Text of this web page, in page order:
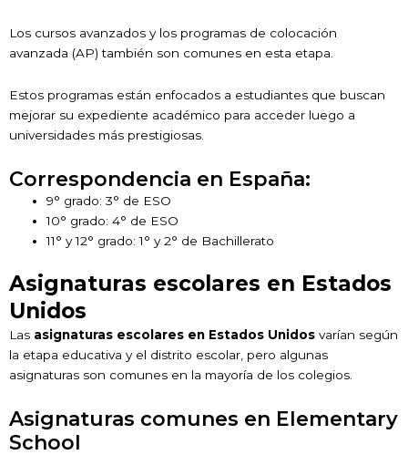
Los cursos avanzados y los programas de colocación
avanzada (AP) también son comunes en esta etapa.
Estos programas están enfocados a estudiantes que buscan
mejorar su expediente académico para acceder luego a
universidades más prestigiosas.
Correspondencia en España:
9° grado: 3° de ESO
10° grado: 4° de ESO
11° y 12° grado: 1° y 2° de Bachillerato
Asignaturas escolares en Estados
Unidos
Las asignaturas escolares en Estados Unidos varían según
la etapa educativa y el distrito escolar, pero algunas
asignaturas son comunes en la mayoría de los colegios.
Asignaturas comunes en Elementary
School